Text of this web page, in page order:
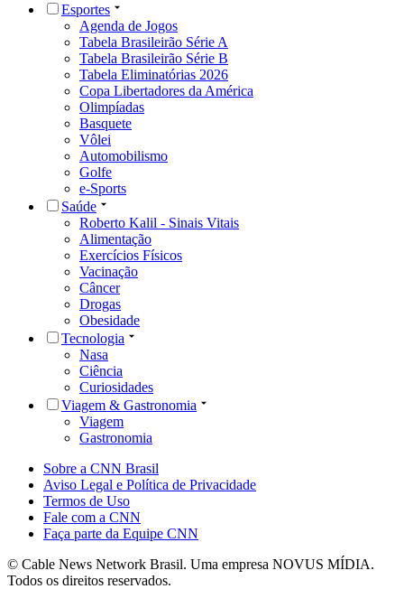
Esportes
Agenda de Jogos
Tabela Brasileirão Série A
Tabela Brasileirão Série B
Tabela Eliminatórias 2026
Copa Libertadores da América
Olimpíadas
Basquete
Vôlei
Automobilismo
Golfe
e-Sports
Saúde
Roberto Kalil - Sinais Vitais
Alimentação
Exercícios Físicos
Vacinação
Câncer
Drogas
Obesidade
Tecnologia
Nasa
Ciência
Curiosidades
Viagem & Gastronomia
Viagem
Gastronomia
Sobre a CNN Brasil
Aviso Legal e Política de Privacidade
Termos de Uso
Fale com a CNN
Faça parte da Equipe CNN
© Cable News Network Brasil. Uma empresa NOVUS MÍDIA.
Todos os direitos reservados.